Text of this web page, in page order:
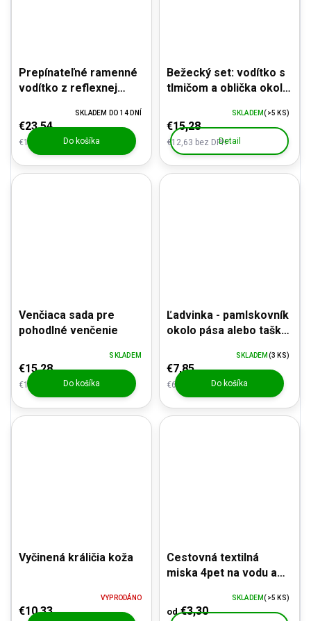
Prepínateľné ramenné
vodítko z reflexnej
karabínou, oranžové
€19,45 bez DPH
€23,54
SKLADEM DO 14 DNÍ
Do košíka
Bežecký set: vodítko s
tlmičom a oblička okolo
€12,63 bez DPH
€15,28
SKLADEM(>5 KS)
Detail
Venčiaca sada pre
pohodlné venčenie
€12,63 bez DPH
€15,28
SKLADEM
Do košíka
Ľadvinka - pamlskovník
okolo pása alebo taška
€6,49 bez DPH
€7,85
SKLADEM (3 KS)
Do košíka
Vyčinená králičia koža
€10,33
VYPRODÁNO
Cestovná textilná
miska 4pet na vodu a
od€3,30
SKLADEM(>5 KS)